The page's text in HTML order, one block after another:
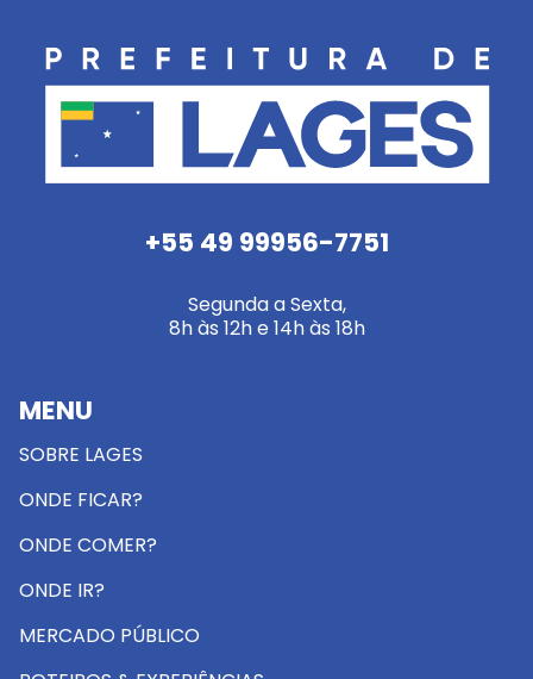
+55 49 99956-7751
Segunda a Sexta,
8h às 12h e 14h às 18h
MENU
SOBRE LAGES
ONDE FICAR?
ONDE COMER?
ONDE IR?
MERCADO PÚBLICO